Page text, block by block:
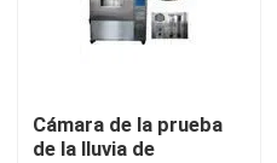
del ingreso
Cámara de la prueba
de la lluvia de